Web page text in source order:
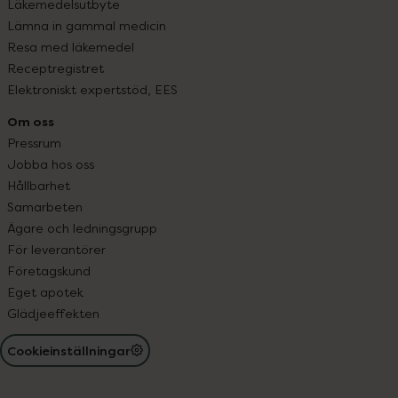
Läkemedelsutbyte
Lämna in gammal medicin
Resa med läkemedel
Receptregistret
Elektroniskt expertstöd, EES
Om oss
Pressrum
Jobba hos oss
Hållbarhet
Samarbeten
Ägare och ledningsgrupp
För leverantörer
Företagskund
Eget apotek
Glädjeeffekten
Cookieinställningar